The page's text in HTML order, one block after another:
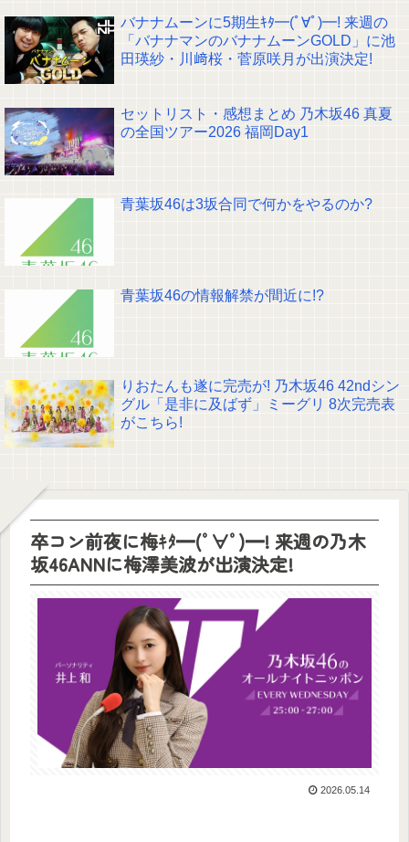
クレバテスⅡ-魔獣の王と偽りの勇者伝承- 第4話 感想：敵を探すよりトアの
書を餌に誘き出す作戦！
【画像】顔100点、体30点の女ｗｗｗ
【元日向坂46】ジャンボさん、某OGと新番組始動へ！！
【櫻坂46】山田桃実からお知らせ
Powered by livedoor 相互RSS
バナナムーンに5期生ｷﾀ━(ﾟ∀ﾟ)━! 来週の
「バナナマンのバナナムーンGOLD」に池
田瑛紗・川﨑桜・菅原咲月が出演決定!
セットリスト・感想まとめ 乃木坂46 真夏
の全国ツアー2026 福岡Day1
青葉坂46は3坂合同で何かをやるのか?
青葉坂46の情報解禁が間近に!?
りおたんも遂に完売が! 乃木坂46 42ndシン
グル「是非に及ばず」ミーグリ 8次完売表
がこちら!
卒コン前夜に梅ｷﾀ━(ﾟ∀ﾟ)━! 来週の乃木
坂46ANNに梅澤美波が出演決定!
2026.05.14